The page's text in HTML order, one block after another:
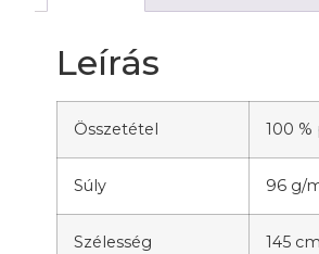
Leírás
Összetétel 100
Súly 96 g/
Szélesség 145 cm